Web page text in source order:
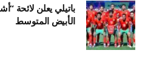
باتيلي يعلن لائحة
الأبيض المتوسط